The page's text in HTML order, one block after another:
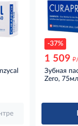
-37%
1 509 д
Зубная
Zero, 75мл